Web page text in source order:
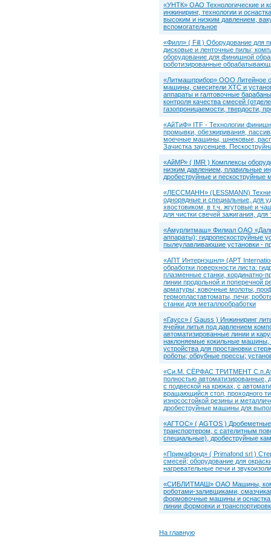
«УНТК» ОАО Технологические и
инжиниринг, технологии и
высоким и низким давлением,
вспомогательное
«Филл» ( Fill ) Оборудование для
дисковые и ленточные пилы;
оборудование для финишной
роботизированные
«Литмашприбор» ООО Литейное
машины, смесители ХТС и
аппараты и галтовочные
контроля качества смесей
газопроницаемости, твердости,
«АйТиФ» ITF - Технологии
промывки, обезжиривания,
моечные машины, шнековые,
Зачистка заусенцев.
«АйМР» ( IMR ) Комплексы
низким давлением, плавильные
дробеструйные и
«ЛЕССМАНН» (LESSMANN)
однорядные и специальные, для
хвостовиком, в т.ч. жгутовые и
для чистки свечей зажигания,
«Амурлитмаш» Филиал ОАО
аппараты); гидропескоструйные
пылеулавливаюшие установки -
«АПТ Интернэшнл» (APT
обработки поверхности листа:
плазменные станки, кординатно-
линии продольной и поперечной
арматуры; ковочные молоты,
термопластавтоматы, печи;
станки для металлообработки
«Гаусс» ( Gauss ) Инжиниринг
ячейки литья под давлением
автоматизированные линии и
наклоняемые кокильные машины,
устройства для простановки
роботы; обрубные прессы;
«Си.М. СЁРФАС ТРИТМЕНТ С.п.А» (
полностью автоматизированные,
с подвеской на крюках, с
вращающийся стол, проходного
износостойкой резины и
дробеструйные машины для
«АГТОС» ( AGTOS )
транспортером, с сателитным
специальные), дробеструйные
«Примафонд» ( Primafond srl )
смесей; оборудование для
нагревательные печи и
«СИБЛИТМАШ» ОАО Машины,
роботами-заливщиками,
формовочные машины и оснастка
линии формовки и
На главную